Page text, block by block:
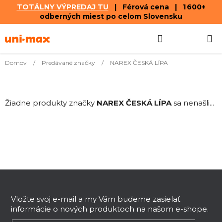
TOTÁLNY VÝPREDAJ TU | Férová cena | 1 600+
odberných miest po celom Slovensku
na
KOŠÍK
Domov / Predávané značky / NAREX ČESKÁ LÍPA
Žiadne produkty značky NAREX ČESKÁ LÍPAsa nenašli...
Vložte svoj e-mail a my Vám budeme zasielať
informácie o nových produktoch na našom e-shope.